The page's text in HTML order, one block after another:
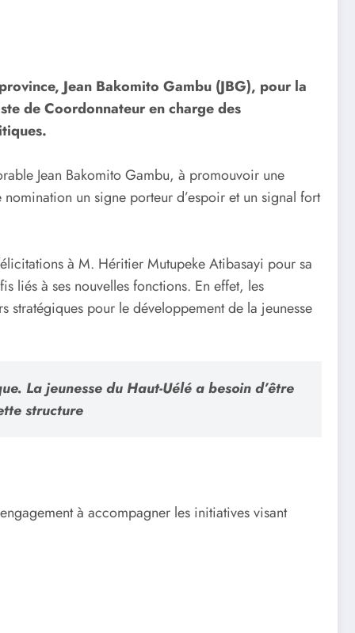
Jean Bakomito Gambu (JBG), pour la
de Coordonnateur en charge des
Jean Bakomito Gambu, à promouvoir une
un signe porteur d’espoir et un signal fort
à M. Héritier Mutupeke Atibasayi pour sa
liés à ses nouvelles fonctions. En effet, les
stratégiques pour le développement de la jeunesse
La jeunesse du Haut-Uélé a besoin d’être
structure
à accompagner les initiatives visant